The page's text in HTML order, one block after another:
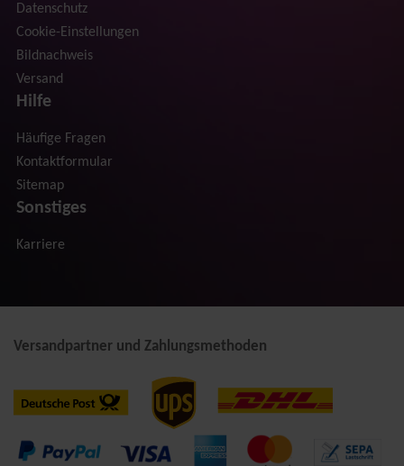
Datenschutz
Cookie-Einstellungen
Bildnachweis
Versand
Hilfe
Häufige Fragen
Kontaktformular
Sitemap
Sonstiges
Karriere
Versandpartner und Zahlungsmethoden